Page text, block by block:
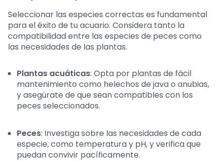
Seleccionar las especies correctas es fundamental
para el éxito de tu acuario. Considera tanto la
compatibilidad entre las especies de peces como
las necesidades de las plantas.
Plantas acuáticas: Opta por plantas de fácil
mantenimiento como helechos de java o anubias,
y asegúrate de que sean compatibles con los
peces seleccionados.
Peces: Investiga sobre las necesidades de cada
especie, como temperatura y pH, y verifica que
puedan convivir pacíficamente.